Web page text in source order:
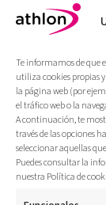
Te informamos de que
utiliza cookies propias
la página web (por
el tráfico web o la
A continuación, te
través de las opciones
seleccionar aquellas
Puedes consultar la
nuestra Política de
actúan como
quienes
de
por el artículo
Protección de
diferentes
actúan como
pueden estar